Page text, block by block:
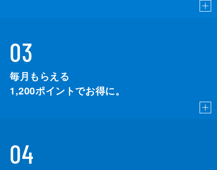
03
毎月もらえる
1,200ポイントでお得に。
04